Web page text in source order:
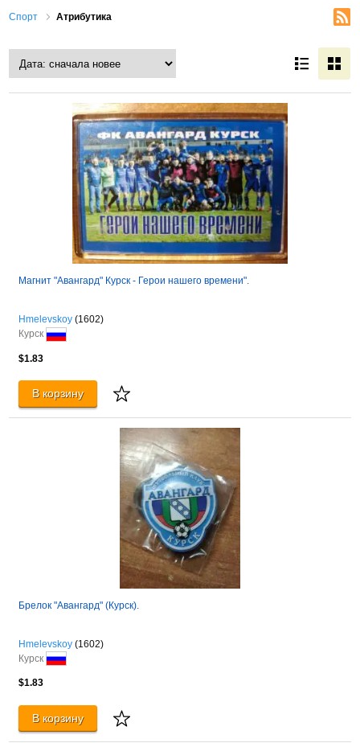
Спорт Атрибутика
Магнит "Авангард" Курск - Герои нашего времени".
Hmelevskoy (1602)
Курск
$1.83
В корзину
Брелок "Авангард" (Курск).
Hmelevskoy (1602)
Курск
$1.83
В корзину